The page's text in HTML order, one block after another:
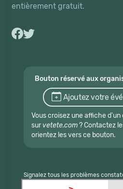
entièrement gratuit.
Bouton réservé aux
Ajoutez votre
Vous croisez une affiche
sur vetete.com? Contactez
orientez les vers ce bouton.
Signalez tous les problèmes